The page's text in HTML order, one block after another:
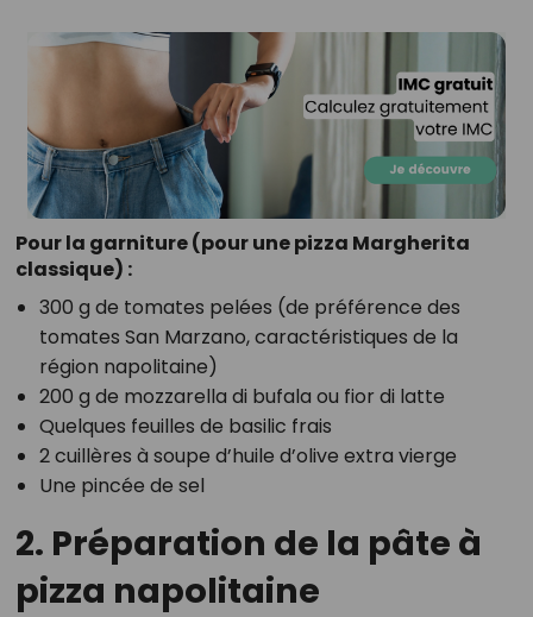
Pour la garniture (pour une pizza Margherita
classique) :
300 g de tomates pelées (de préférence des
tomates San Marzano, caractéristiques de la
région napolitaine)
200 g de mozzarella di bufala ou fior di latte
Quelques feuilles de basilic frais
2 cuillères à soupe d’huile d’olive extra vierge
Une pincée de sel
2. Préparation de la pâte à
pizza napolitaine